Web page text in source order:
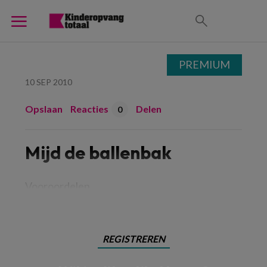
10 SEP 2010
Opslaan Reacties 0 Delen
Mijd de ballenbak
REGISTREREN
PREMIUM